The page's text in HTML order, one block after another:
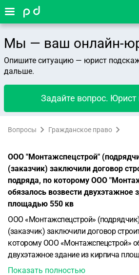
Мы — ваш онлайн-
Опишите ситуацию — юрист
дальше.
Задайте вопрос.
Вопросы Гражданское право
ООО "Монтажспецстрой"
(заказчик) заключили договор
подряда, по которому ООО
обязалось возвести двухэтажное
площадью 550 кв
ООО «Монтажспецстрой»
(заказчик) заключили договор
которому ООО «Монтажспецстрой»
двухэтажное здание из кирпича
Согласно договору подрядчик был
Показать полностью